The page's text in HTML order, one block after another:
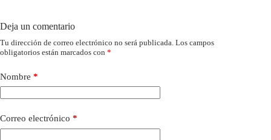
Deja un comentario
Tu dirección de correo electrónico no será publicada. Los campos
obligatorios están marcados con *
Nombre *
Correo electrónico *